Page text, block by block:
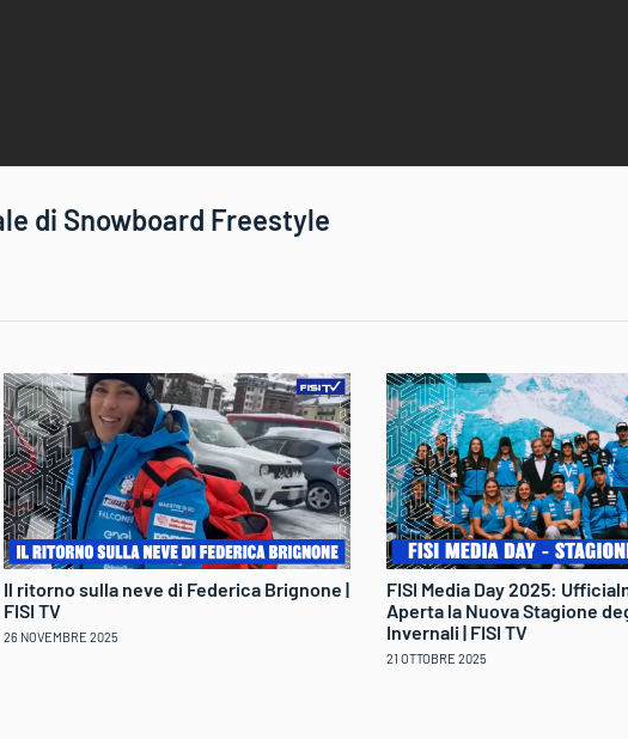
di Snowboard Freestyle
Il ritorno sulla neve di Federica Brignone |
FISI TV
26 NOVEMBRE 2025
FISI Media Day 2025:
Aperta la Nuova Stagione
Invernali | FISI TV
21 OTTOBRE 2025